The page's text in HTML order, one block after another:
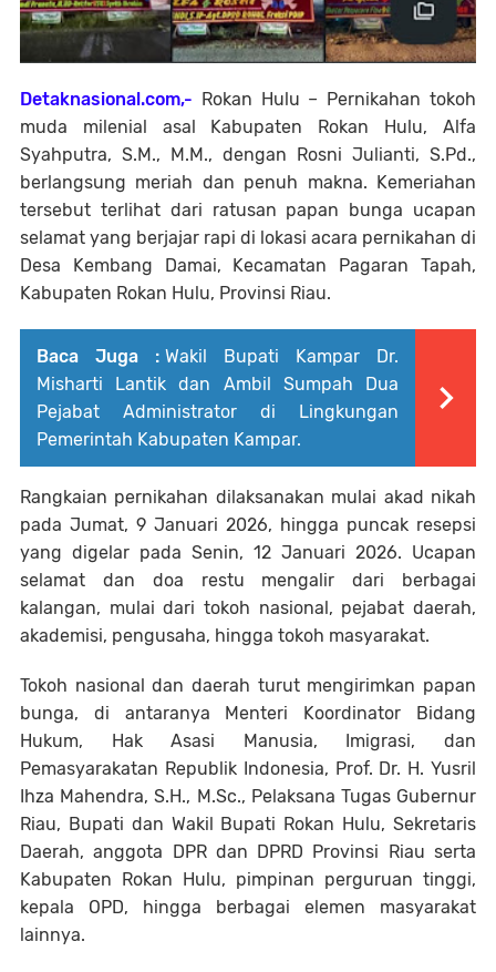
Detaknasional.com,- Rokan Hulu – Pernikahan tokoh
muda milenial asal Kabupaten Rokan Hulu, Alfa
Syahputra, S.M., M.M., dengan Rosni Julianti, S.Pd.,
berlangsung meriah dan penuh makna. Kemeriahan
tersebut terlihat dari ratusan papan bunga ucapan
selamat yang berjajar rapi di lokasi acara pernikahan di
Desa Kembang Damai, Kecamatan Pagaran Tapah,
Kabupaten Rokan Hulu, Provinsi Riau.
Baca Juga : Wakil Bupati Kampar Dr.
Misharti Lantik dan Ambil Sumpah Dua
Pejabat Administrator di Lingkungan
Pemerintah Kabupaten Kampar.
Rangkaian pernikahan dilaksanakan mulai akad nikah
pada Jumat, 9 Januari 2026, hingga puncak resepsi
yang digelar pada Senin, 12 Januari 2026. Ucapan
selamat dan doa restu mengalir dari berbagai
kalangan, mulai dari tokoh nasional, pejabat daerah,
akademisi, pengusaha, hingga tokoh masyarakat.
Tokoh nasional dan daerah turut mengirimkan papan
bunga, di antaranya Menteri Koordinator Bidang
Hukum, Hak Asasi Manusia, Imigrasi, dan
Pemasyarakatan Republik Indonesia, Prof. Dr. H. Yusril
Ihza Mahendra, S.H., M.Sc., Pelaksana Tugas Gubernur
Riau, Bupati dan Wakil Bupati Rokan Hulu, Sekretaris
Daerah, anggota DPR dan DPRD Provinsi Riau serta
Kabupaten Rokan Hulu, pimpinan perguruan tinggi,
kepala OPD, hingga berbagai elemen masyarakat
lainnya.